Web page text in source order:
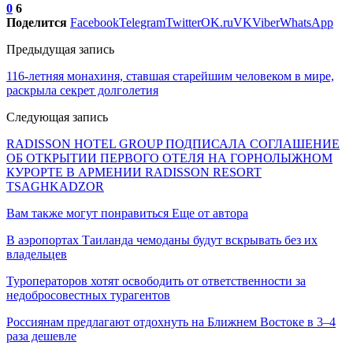
0 6
Поделится FacebookTelegramTwitterOK.ruVKViberWhatsApp
Предыдущая запись
116-летняя монахиня, ставшая старейшим человеком в мире,
раскрыла секрет долголетия
Следующая запись
RADISSON HOTEL GROUP ПОДПИСАЛА СОГЛАШЕНИЕ
ОБ ОТКРЫТИИ ПЕРВОГО ОТЕЛЯ НА ГОРНОЛЫЖНОМ
КУРОРТЕ В АРМЕНИИ RADISSON RESORT
TSAGHKADZOR
Вам также могут понравиться Еще от автора
В аэропортах Таиланда чемоданы будут вскрывать без их
владельцев
Туроператоров хотят освободить от ответственности за
недобросовестных турагентов
Россиянам предлагают отдохнуть на Ближнем Востоке в 3–4
раза дешевле